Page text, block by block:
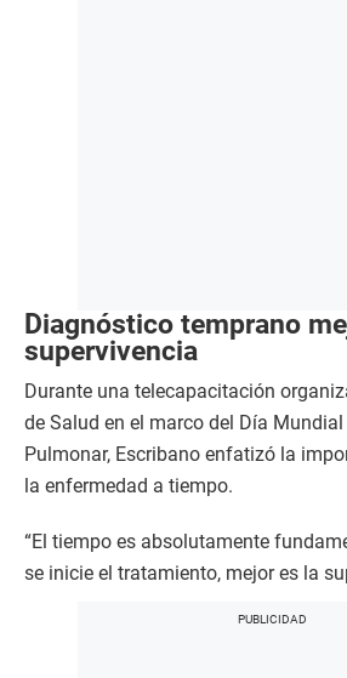
Diagnóstico temprano
supervivencia
Durante una telecapacitación
de Salud en el marco del Día
Pulmonar, Escribano enfatizó la
la enfermedad a tiempo.
“El tiempo es absolutamente
se inicie el tratamiento, mejor es la